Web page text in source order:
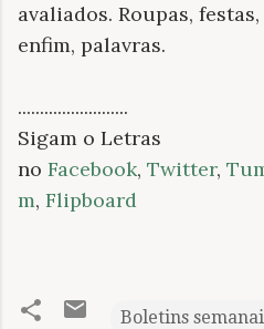
avaliados. Roupas,
enfim, palavras.
.........................
Sigam o Letras
no Facebook, Twitter,
m, Flipboard
Boletins